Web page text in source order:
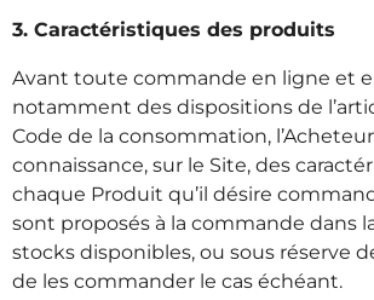
3. Caractéristiques des produits
Avant toute commande en ligne et
notamment des dispositions de
Code de la consommation,
connaissance, sur le Site, des
chaque Produit qu’il désire
sont proposés à la commande dans
stocks disponibles, ou sous réserve
de les commander le cas échéant.